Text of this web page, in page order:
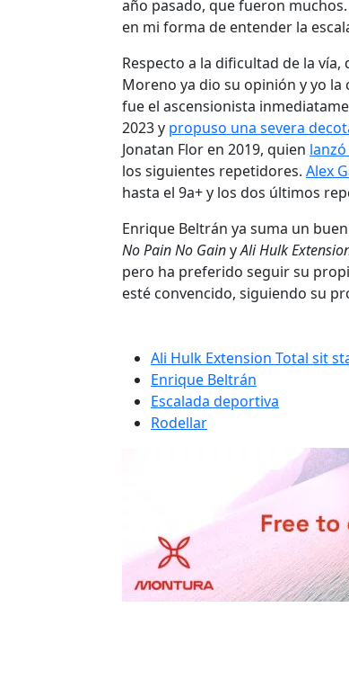
año pasado, que fueron
en mi forma de entender la
Respecto a la dificultad de la
Moreno ya dio su opinión y yo la
fue el ascensionista
2023 y propuso una severa
Jonatan Flor en 2019, quien
los siguientes repetidores. Alex
hasta el 9a+ y los dos últimos
Enrique Beltrán ya suma un
No Pain No GainyAli Hulk
pero ha preferido seguir su
esté convencido, siguiendo su
Ali Hulk Extension Total sit
Enrique Beltrán
Escalada deportiva
Rodellar